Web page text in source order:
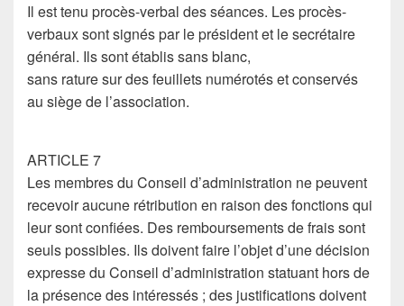
Il est tenu procès-verbal des séances. Les procès-
verbaux sont signés par le président et le secrétaire
général. Ils sont établis sans blanc,
sans rature sur des feuillets numérotés et conservés
au siège de l’association.
ARTICLE 7
Les membres du Conseil d’administration ne peuvent
recevoir aucune rétribution en raison des fonctions qui
leur sont confiées. Des remboursements de frais sont
seuls possibles. Ils doivent faire l’objet d’une décision
expresse du Conseil d’administration statuant hors de
la présence des intéressés ; des justifications doivent